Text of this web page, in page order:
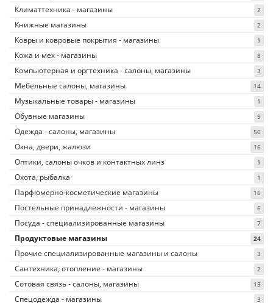
Климаттехника - магазины 2
Книжные магазины 2
Ковры и ковровые покрытия - магазины 1
Кожа и мех - магазины 8
Компьютерная и оргтехника - салоны, магазины 3
Мебельные салоны, магазины 14
Музыкальные товары - магазины 1
Обувные магазины 9
Одежда - салоны, магазины 50
Окна, двери, жалюзи 16
Оптики, салоны очков и контактных линз 1
Охота, рыбалка 1
Парфюмерно-косметические магазины 16
Постельные принадлежности - магазины 6
Посуда - специализированные магазины 7
Продуктовые магазины 24
Прочие специализированные магазины и салоны 3
Сантехника, отопление - магазины 2
Сотовая связь - салоны, магазины 13
Спецодежда - магазины 3